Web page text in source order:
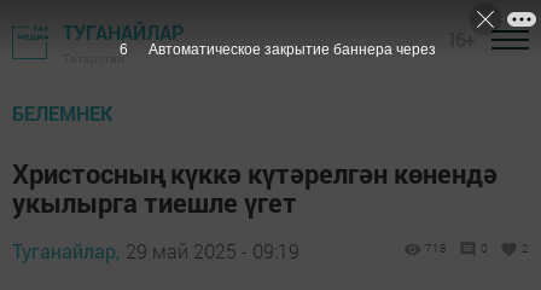
ТУГАНАЙЛАР
Татарстан
БЕЛЕМНЕК
Христосның күккә күтәрелгән көнендә
укылырга тиешле үгет
Туганайлар, 29 май 2025 - 09:19 718 0 2
4 Автоматическое закрытие баннера через